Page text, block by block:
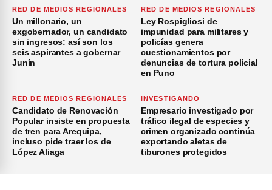
RED DE MEDIOS REGIONALES
Un millonario, un
exgobernador, un candidato
sin ingresos: así son los
seis aspirantes a gobernar
Junín
RED DE MEDIOS REGIONALES
Ley Rospigliosi de
impunidad para militares y
policías genera
cuestionamientos por
denuncias de tortura policial
en Puno
RED DE MEDIOS REGIONALES
Candidato de Renovación
Popular insiste en propuesta
de tren para Arequipa,
incluso pide traer los de
López Aliaga
INVESTIGANDO
Empresario investigado por
tráfico ilegal de especies y
crimen organizado continúa
exportando aletas de
tiburones protegidos